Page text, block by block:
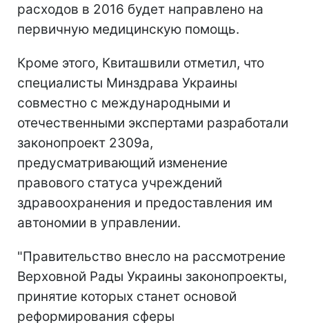
расходов в 2016 будет направлено на
первичную медицинскую помощь.
Кроме этого, Квиташвили отметил, что
специалисты Минздрава Украины
совместно с международными и
отечественными экспертами разработали
законопроект 2309а,
предусматривающий изменение
правового статуса учреждений
здравоохранения и предоставления им
автономии в управлении.
"Правительство внесло на рассмотрение
Верховной Рады Украины законопроекты,
принятие которых станет основой
реформирования сферы